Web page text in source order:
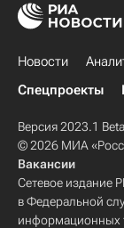
Новости
Спецпроекты
Версия 2023.1 Beta
© 2026 МИА
Вакансии
Сетевое издание
в Федеральной
информационных